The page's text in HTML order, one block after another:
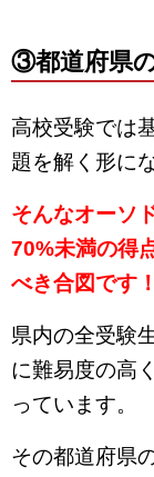
③都道府県
高校受験では
題を解く形に
そんなオーソ
70%未満の得
べき合図です！
県内の全受験
に難易度の高
っています。
その都道府県